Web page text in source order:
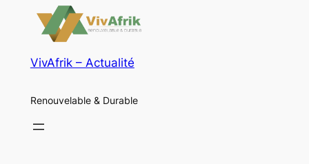
VivAfrik – Actualité
Renouvelable & Durable